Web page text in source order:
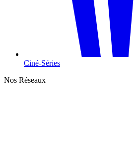
Ciné-Séries
Nos Réseaux